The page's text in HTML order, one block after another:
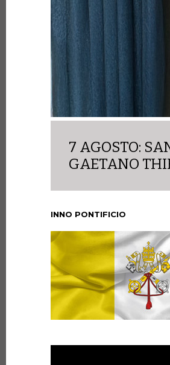
7 AGOSTO:
GAETANO
INNO PONTIFICIO